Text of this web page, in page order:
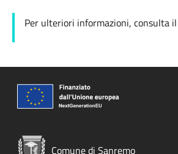
Per ulteriori informazioni, consulta il
Comune di Sanremo